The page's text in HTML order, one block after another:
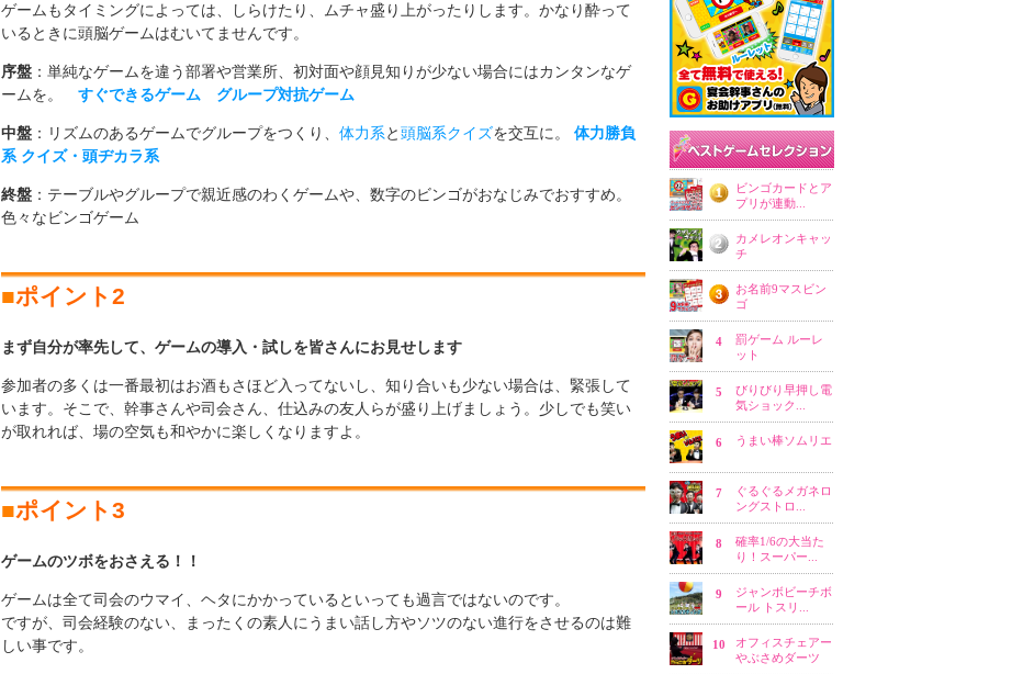
ゲームもタイミングによっては、しらけたり、ムチャ盛り上がったりします。かなり酔って
いるときに頭脳ゲームはむいてませんです。
序盤 ：単純なゲームを違う部署や営業所、初対面や顔見知りが少ない場合にはカンタンなゲ
ームを。 すぐできるゲーム グループ対抗ゲーム
中盤 ：リズムのあるゲームでグループをつくり、 体力系と頭脳系クイズを交互に。 体力勝負
系 クイズ・頭ヂカラ系
終盤 ：テーブルやグループで親近感のわくゲームや、数字のビンゴがおなじみでおすすめ。
色々なビンゴゲーム
■ポイント2
まず自分が率先して、ゲームの導入・試しを皆さんにお見せします
参加者の多くは一番最初はお酒もさほど入ってないし、知り合いも少ない場合は、緊張して
います。そこで、幹事さんや司会さん、仕込みの友人らが盛り上げましょう。少しでも笑い
が取れれば、場の空気も和やかに楽しくなりますよ。
■ポイント3
ゲームのツボをおさえる！！
ゲームは全て司会のウマイ、ヘタにかかっているといっても過言ではないのです。
ですが、司会経験のない、まったくの素人にうまい話し方やソツのない進行をさせるのは難
しい事です。